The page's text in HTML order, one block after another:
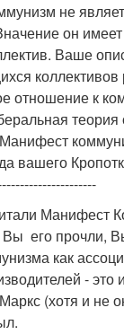
не
он
Ваше
коллективов
отношение к
теория
вашего
Манифест
его прочли,
как
- это
(хотя и не